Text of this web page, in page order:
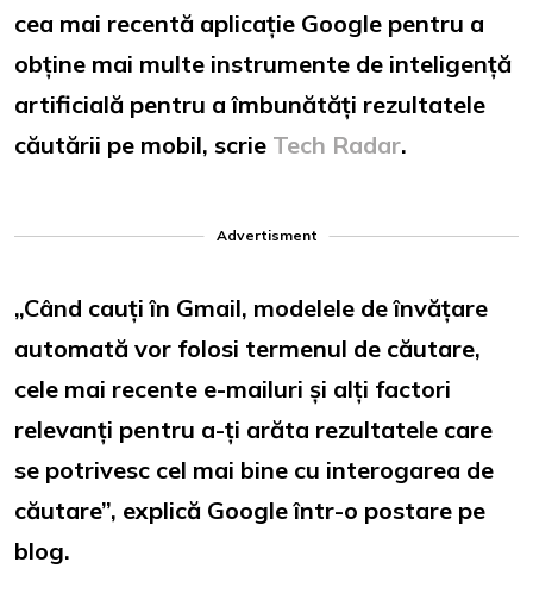
cea mai recentă aplicație Google pentru a
obține mai multe instrumente de inteligență
artificială pentru a îmbunătăți rezultatele
căutării pe mobil, scrie Tech Radar.
Advertisment
„Când cauți în Gmail, modelele de învățare
automată vor folosi termenul de căutare,
cele mai recente e-mailuri și alți factori
relevanți pentru a-ți arăta rezultatele care
se potrivesc cel mai bine cu interogarea de
căutare”, explică Google într-o postare pe
blog.